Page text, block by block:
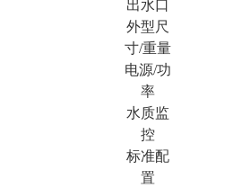
出水口
外型尺
寸/重量
电源/功
率
水质监
控
标准配
置